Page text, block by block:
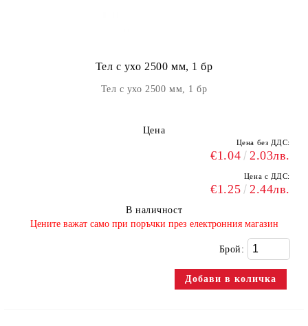
Тел с ухо 2500 мм, 1 бр
Тел с ухо 2500 мм, 1 бр
Цена
Цена без ДДС:
€1.04 2.03лв.
Цена с ДДС:
€1.25 2.44лв.
В наличност
​Цените важат само при поръчки през електронния магазин
Брой: